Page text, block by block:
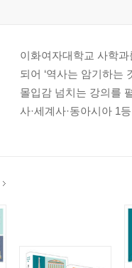
이화여자대학교 사학
되어 ‘역사는 암기하는
몰입감 넘치는 강의를
사·세계사·동아시아 1